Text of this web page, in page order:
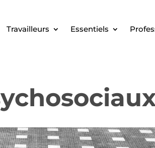
Travailleurs Essentiels